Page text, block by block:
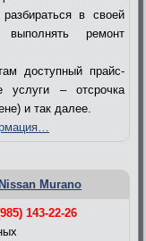
в своей
ремонт
доступный прайс-
услуги – отсрочка
и так далее.
Murano
143-22-26